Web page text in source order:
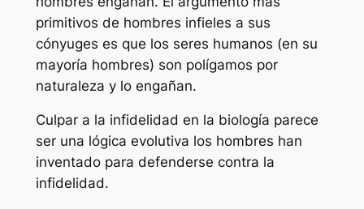
primitivos de hombres infieles a sus
cónyuges es que los seres humanos (en su
mayoría hombres) son polígamos por
naturaleza y lo engañan.
Culpar a la infidelidad en la biología parece
ser una lógica evolutiva los hombres han
inventado para defenderse contra la
infidelidad.